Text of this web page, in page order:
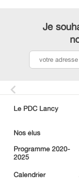
Articles
Contact
Liens
Devenir membre
Facebook
Instagram
Je
Le PDC Lancy
Nos élus
Programme 2020-
2025
Calendrier